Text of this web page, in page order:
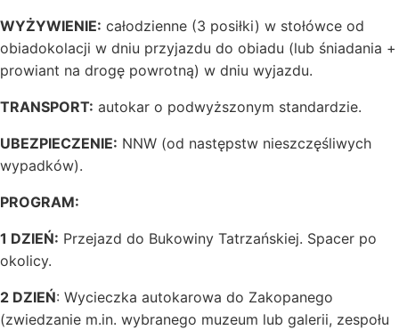
WYŻYWIENIE: całodzienne (3 posiłki) w stołówce od
obiadokolacji w dniu przyjazdu do obiadu (lub śniadania +
prowiant na drogę powrotną) w dniu wyjazdu.
TRANSPORT: autokar o podwyższonym standardzie.
UBEZPIECZENIE: NNW (od następstw nieszczęśliwych
wypadków).
PROGRAM:
1 DZIEŃ: Przejazd do Bukowiny Tatrzańskiej. Spacer po
okolicy.
2 DZIEŃ: Wycieczka autokarowa do Zakopanego
(zwiedzanie m.in. wybranego muzeum lub galerii, zespołu